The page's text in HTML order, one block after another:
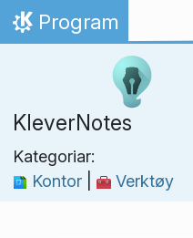
Hopp til innhaldet
Heim
Program
KleverNotes
Kategoriar:
Kontor
Verktøy